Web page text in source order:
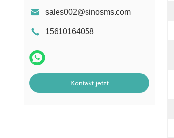
sales002@sinosms.com
15610164058
Kontakt jetzt